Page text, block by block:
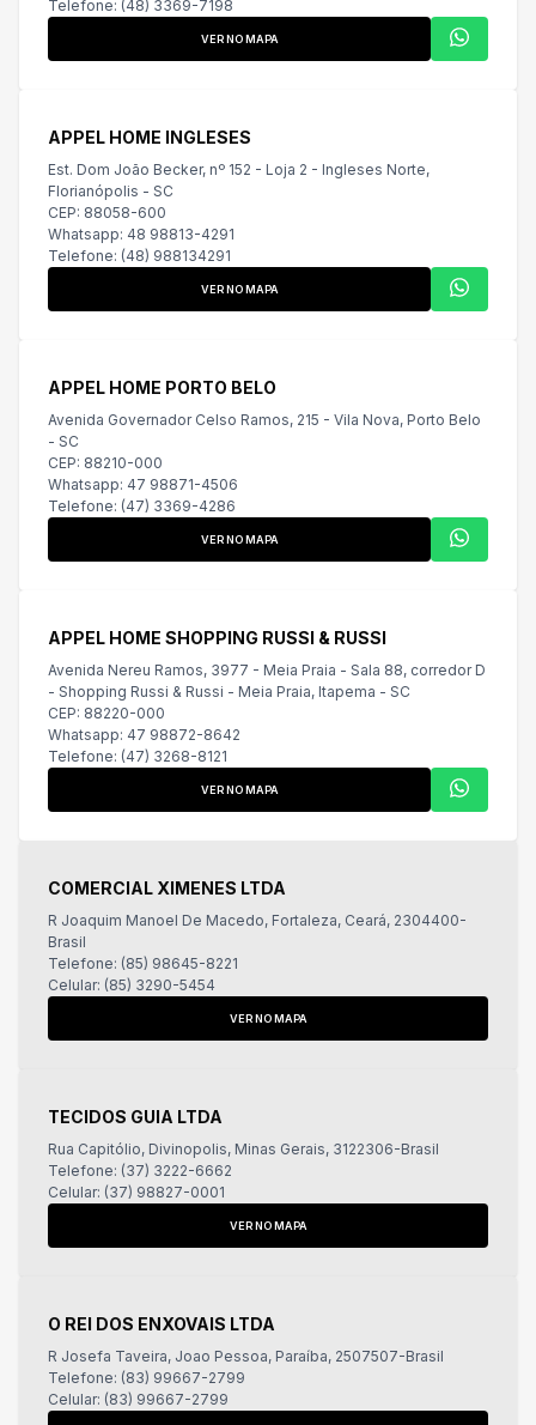
Telefone: (48) 3369-7198
VER NO MAPA
APPEL HOME INGLESES
Est. Dom João Becker, nº 152 - Loja 2 - Ingleses Norte,
Florianópolis - SC
CEP: 88058-600
Whatsapp: 48 98813-4291
Telefone: (48) 988134291
VER NO MAPA
APPEL HOME PORTO BELO
Avenida Governador Celso Ramos, 215 - Vila Nova, Porto Belo
- SC
CEP: 88210-000
Whatsapp: 47 98871-4506
Telefone: (47) 3369-4286
VER NO MAPA
APPEL HOME SHOPPING RUSSI & RUSSI
Avenida Nereu Ramos, 3977 - Meia Praia - Sala 88, corredor D
- Shopping Russi & Russi - Meia Praia, Itapema - SC
CEP: 88220-000
Whatsapp: 47 98872-8642
Telefone: (47) 3268-8121
VER NO MAPA
COMERCIAL XIMENES LTDA
R Joaquim Manoel De Macedo, Fortaleza, Ceará, 2304400-
Brasil
Telefone: (85) 98645-8221
Celular: (85) 3290-5454
VER NO MAPA
TECIDOS GUIA LTDA
Rua Capitólio, Divinopolis, Minas Gerais, 3122306-Brasil
Telefone: (37) 3222-6662
Celular: (37) 98827-0001
VER NO MAPA
O REI DOS ENXOVAIS LTDA
R Josefa Taveira, Joao Pessoa, Paraíba, 2507507-Brasil
Telefone: (83) 99667-2799
Celular: (83) 99667-2799